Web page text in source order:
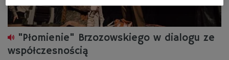
"Płomienie" Brzozowskiego w dialogu ze
współczesnością